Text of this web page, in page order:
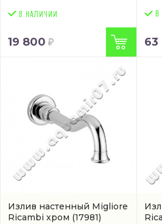
19 800
В
63
Излив настенный Migliore
Ricambi хром (17981)